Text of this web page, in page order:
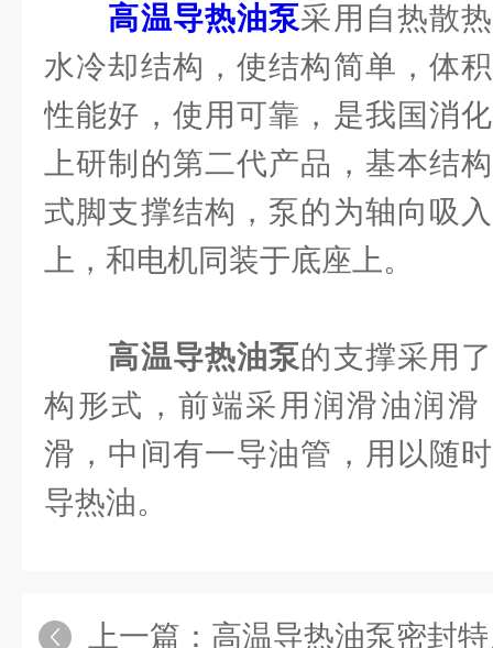
高温导热油泵采用自热散
水冷却结构，使结构简单，体
性能好，使用可靠，是我国消
上研制的第二代产品，基本结
式脚支撑结构，泵的为轴向吸
上，和电机同装于底座上。
高温导热油泵的支撑采用
构形式，前端采用润滑油润滑
滑，中间有一导油管，用以随
导热油。
上一篇： 高温导热油泵密封